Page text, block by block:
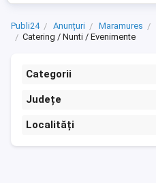
Publi24 Anunțuri Maramures
Catering / Nunti / Evenimente
Categorii
Județe
Localități